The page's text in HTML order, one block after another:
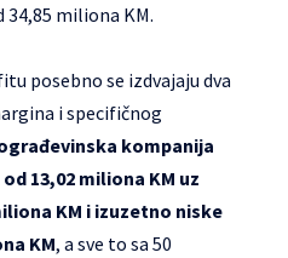
34,85 miliona KM.
posebno se izdvajaju dva
i specifičnog
kompanija
13,02 miliona KM uz
KM i izuzetno niske
KM, a sve to sa 50